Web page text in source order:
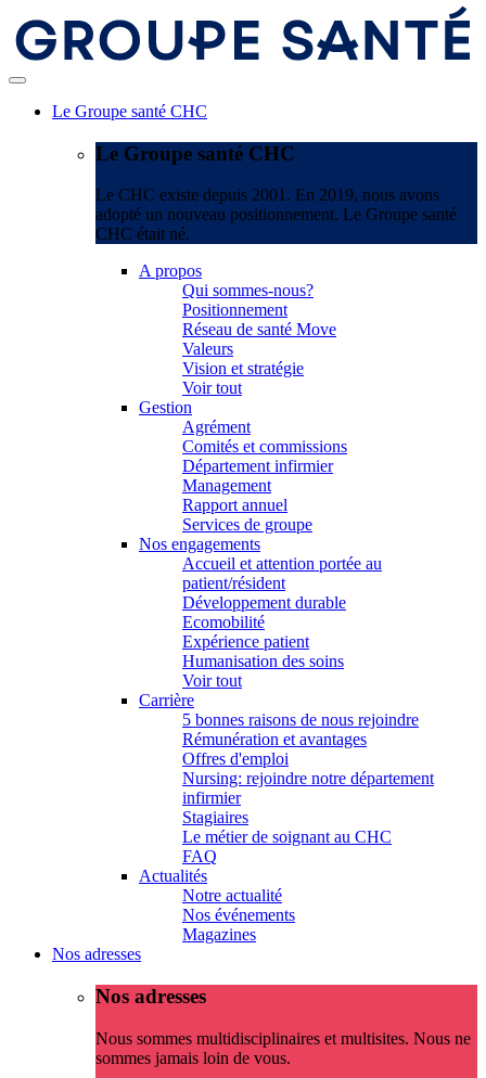
Le Groupe santé CHC
Le Groupe santé CHC
Le CHC existe depuis 2001. En 2019, nous avons
adopté un nouveau positionnement. Le Groupe santé
CHC était né.
A propos
Qui sommes-nous?
Positionnement
Réseau de santé Move
Valeurs
Vision et stratégie
Voir tout
Gestion
Agrément
Comités et commissions
Département infirmier
Management
Rapport annuel
Services de groupe
Nos engagements
Accueil et attention portée au
patient/résident
Développement durable
Ecomobilité
Expérience patient
Humanisation des soins
Voir tout
Carrière
5 bonnes raisons de nous rejoindre
Rémunération et avantages
Offres d'emploi
Nursing: rejoindre notre département
infirmier
Stagiaires
Le métier de soignant au CHC
FAQ
Actualités
Notre actualité
Nos événements
Magazines
Nos adresses
Nos adresses
Nous sommes multidisciplinaires et multisites. Nous ne
sommes jamais loin de vous.